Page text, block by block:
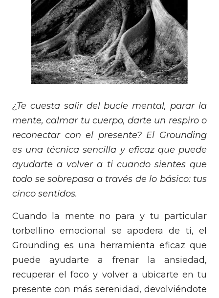
¿Te cuesta salir del bucle mental, parar la
mente, calmar tu cuerpo, darte un respiro o
reconectar con el presente? El Grounding
es una técnica sencilla y eficaz que puede
ayudarte a volver a ti cuando sientes que
todo se sobrepasa a través de lo básico: tus
cinco sentidos.
Cuando la mente no para y tu particular
torbellino emocional se apodera de ti, el
Grounding es una herramienta eficaz que
puede ayudarte a frenar la ansiedad,
recuperar el foco y volver a ubicarte en tu
presente con más serenidad, devolviéndote